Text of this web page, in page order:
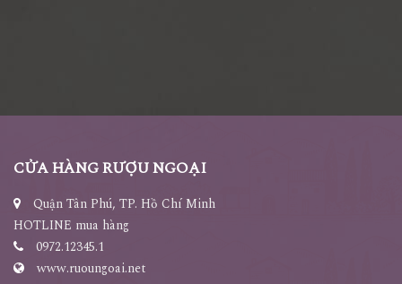
CỬA HÀNG RƯỢU NGOẠI
Quận Tân Phú, TP. Hồ Chí Minh
HOTLINE mua hàng
0972.12345.1
www.ruoungoai.net